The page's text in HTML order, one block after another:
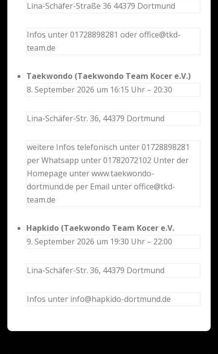
Lina-Schäfer-Straße 36 44379 Dortmund
Infos unter 01728898281 oder office@tkd-
team.de
Taekwondo (Taekwondo Team Kocer e.V.)
8. September 2026 um 16:15 Uhr – 20:30
Lina-Schäfer-Str. 36, 44379 Dortmund
weitere Infos telefonisch unter 01728898281
per Whatsapp unter 01782072102 Unter der
Homepage unter www.taekwondo-
dortmund.de per Email unter office@tkd-
team.de
Hapkido (Taekwondo Team Kocer e.V.
9. September 2026 um 19:30 Uhr – 22:00
Lina-Schäfer-Str. 36, 44379 Dortmund
Infos unter info@hapkido-dortmund.de